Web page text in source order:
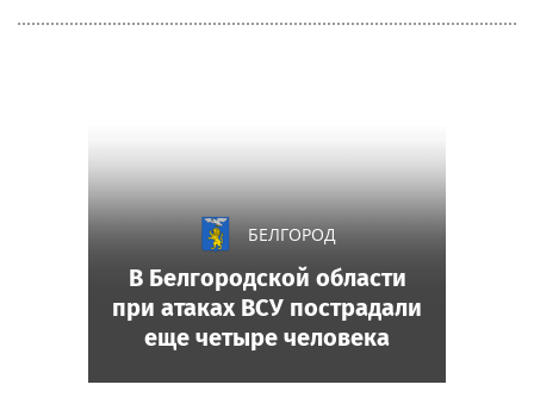
БЕЛГОРОД
В Белгородской области
при атаках ВСУ пострадали
еще четыре человека